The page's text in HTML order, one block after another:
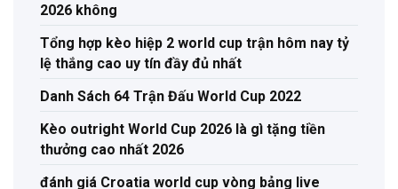
2026 không
Tổng hợp kèo hiệp 2 world cup trận hôm nay tỷ
lệ thắng cao uy tín đầy đủ nhất
Danh Sách 64 Trận Đấu World Cup 2022
Kèo outright World Cup 2026 là gì tặng tiền
thưởng cao nhất 2026
đánh giá Croatia world cup vòng bảng live